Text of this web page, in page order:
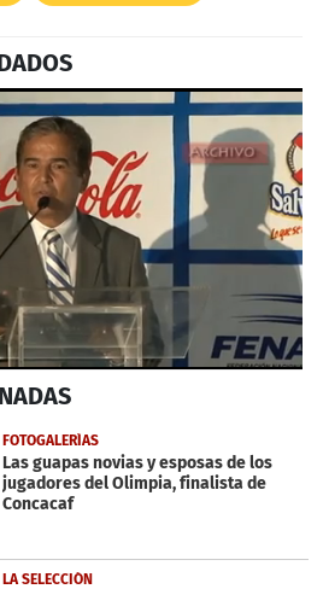
FOTOGALERÍAS
Las guapas novias y esposas de los
jugadores del Olimpia, finalista de
Concacaf
LA SELECCIÓN